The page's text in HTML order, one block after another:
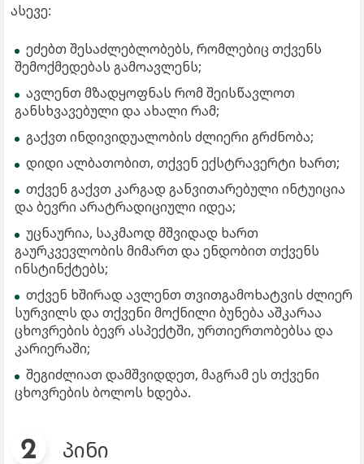
ასევე:
ეძებთ შესაძლებლობებს, რომლებიც თქვენს
შემოქმედებას გამოავლენს;
ავლენთ მზადყოფნას რომ შეისწავლოთ
განსხვავებული და ახალი რამ;
გაქვთ ინდივიდუალობის ძლიერი გრძნობა;
დიდი ალბათობით, თქვენ ექსტრავერტი ხართ;
თქვენ გაქვთ კარგად განვითარებული ინტუიცია
და ბევრი არატრადიციული იდეა;
უცნაურია, საკმაოდ მშვიდად ხართ
გაურკვევლობის მიმართ და ენდობით თქვენს
ინსტინქტებს;
თქვენ ხშირად ავლენთ თვითგამოხატვის ძლიერ
სურვილს და თქვენი მოქნილი ბუნება აშკარაა
ცხოვრების ბევრ ასპექტში, ურთიერთობებსა და
კარიერაში;
შეგიძლიათ დამშვიდდეთ, მაგრამ ეს თქვენი
ცხოვრების ბოლოს ხდება.
პინი